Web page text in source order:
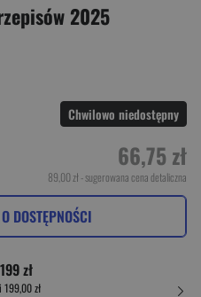
2025
Chwilowo niedostępny
66,75 zł
89,00 zł- sugerowana cena detaliczna
DOSTĘPNOŚCI
zł
199,00 zł